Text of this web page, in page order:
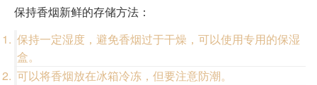
保持香烟新鲜的存储方法：
保持一定湿度，避免香烟过于干燥，可以使用专用的保湿
盒。
可以将香烟放在冰箱冷冻，但要注意防潮。